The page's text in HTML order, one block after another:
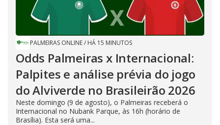
PALMEIRAS ONLINE/ HÁ 15 MINUTOS
Odds Palmeiras x Internacional:
Palpites e análise prévia do jogo
do Alviverde no Brasileirão 2026
Neste domingo (9 de agosto), o Palmeiras receberá o
Internacional no Nubank Parque, às 16h (horário de
Brasília). Esta será uma...